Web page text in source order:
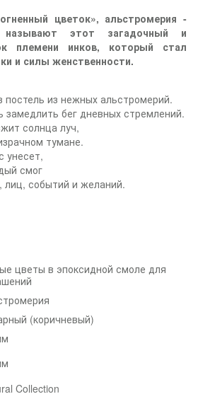
цветок», альстромерия -
называют этот загадочный и
племени инков, который стал
и силы женственности.
постель из нежных альстромерий.
бег дневных стремлений.
солнца луч,
тумане.
унесет,
смог
событий и желаний.
цветы в эпоксидной смоле для
(коричневый)
Collection